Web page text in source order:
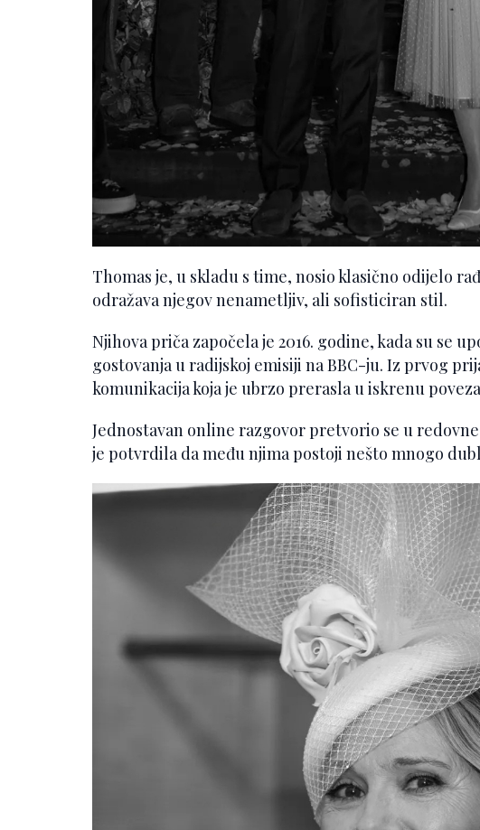
Thomas je, u skladu s time, nosio klasično odijelo
odražava njegov nenametljiv, ali sofisticiran stil.
Njihova priča započela je 2016. godine, kada su se
gostovanja u radijskoj emisiji na BBC-ju. Iz prvog
komunikacija koja je ubrzo prerasla u iskrenu
Jednostavan online razgovor pretvorio se u
je potvrdila da među njima postoji nešto mnogo